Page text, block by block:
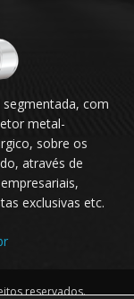
segmentada, com
metal-
sobre os
através de
exclusivas etc.
reservados.